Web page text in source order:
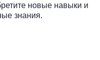
новые навыки и
знания.